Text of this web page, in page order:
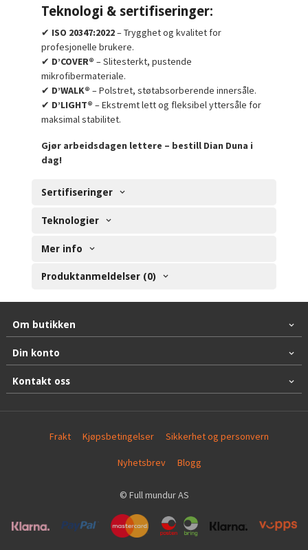
Teknologi & sertifiseringer:
✔ ISO 20347:2022– Trygghet og kvalitet for
profesjonelle brukere.
✔ D’COVER® – Slitesterkt, pustende
mikrofibermateriale.
✔ D’WALK® – Polstret, støtabsorberende innersåle.
✔ D’LIGHT® – Ekstremt lett og fleksibel yttersåle for
maksimal stabilitet.
Gjør arbeidsdagen lettere – bestill Dian Duna i
dag!
Sertifiseringer
Teknologier
Mer info
Produktanmeldelser (0)
Om butikken
Din konto
Kontakt oss
Frakt Kjøpsbetingelser Sikkerhet og personvern
Nyhetsbrev Blogg
© Full mundur AS